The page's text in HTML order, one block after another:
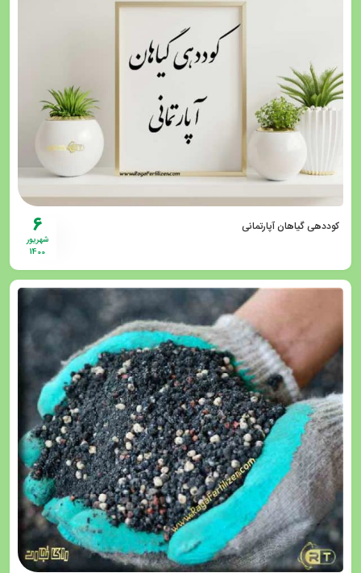
6
شهریور
1400
کوددهی گیاهان آپارتمانی